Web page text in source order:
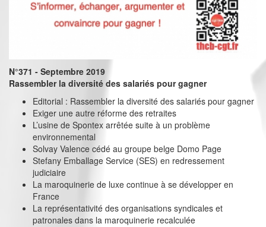
N°371 - Septembre 2019
Rassembler la diversité des salariés pour gagner
Editorial : Rassembler la diversité des salariés pour gagner
Exiger une autre réforme des retraites
L’usine de Spontex arrêtée suite à un problème
environnemental
Solvay Valence cédé au groupe belge Domo Page
Stefany Emballage Service (SES) en redressement
judiciaire
La maroquinerie de luxe continue à se développer en
France
La représentativité des organisations syndicales et
patronales dans la maroquinerie recalculée